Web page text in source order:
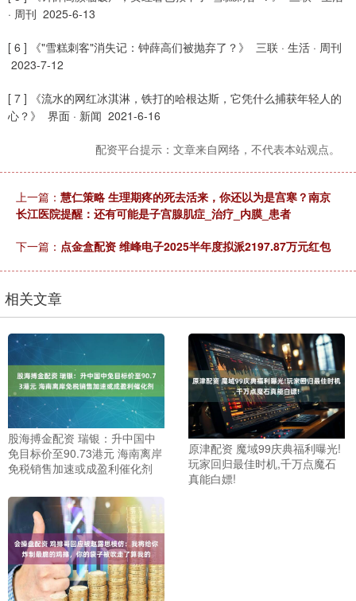
· 周刊 2025-6-13
[ 6 ] 《"雪糕刺客"消失记：钟薛高们被抛弃了？》 三联 · 生活 · 周刊
2023-7-12
[ 7 ] 《流水的网红冰淇淋，铁打的哈根达斯，它凭什么捕获年轻人的
心？》 界面 · 新闻 2021-6-16
配资平台提示：文章来自网络，不代表本站观点。
上一篇： 慧仁策略 生理期疼的死去活来，你还以为是宫寒？南京
长江医院提醒：还有可能是子宫腺肌症_治疗_内膜_患者
下一篇： 点金盒配资 维峰电子2025半年度拟派2197.87万元红包
相关文章
股海搏金配资 瑞银：升中国中
免目标价至90.73港元 海南离岸
免税销售加速或成盈利催化剂
原津配资 魔域99庆典福利曝光!
玩家回归最佳时机,千万点魔石
真能白嫖!